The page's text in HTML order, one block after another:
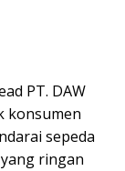
PT. DAW
konsumen
sepeda
ringan